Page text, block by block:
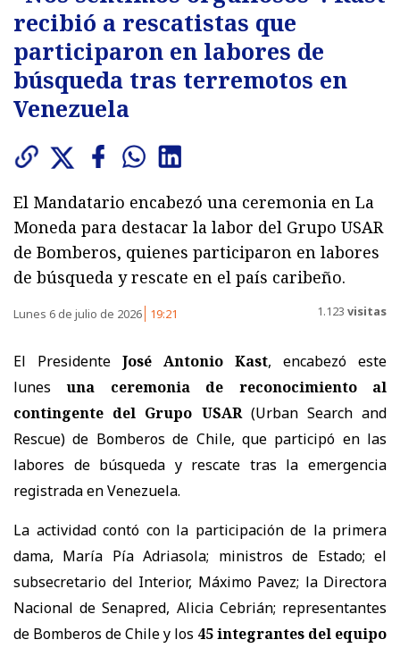
recibió a rescatistas que
participaron en labores de
búsqueda tras terremotos en
Venezuela
El Mandatario encabezó una ceremonia en La
Moneda para destacar la labor del Grupo USAR
de Bomberos, quienes participaron en labores
de búsqueda y rescate en el país caribeño.
Lunes 6 de julio de 2026 19:21 1.123 visitas
El Presidente José Antonio Kast, encabezó este
lunesuna ceremonia de reconocimiento al
contingente del Grupo USAR(Urban Search and
Rescue) de Bomberos de Chile, que participó en las
labores de búsqueda y rescate tras la emergencia
registrada en Venezuela.
La actividad contó con la participación de la primera
dama, María Pía Adriasola; ministros de Estado; el
subsecretario del Interior, Máximo Pavez; la Directora
Nacional de Senapred, Alicia Cebrián; representantes
de Bomberos de Chile y los 45 integrantes del equipo